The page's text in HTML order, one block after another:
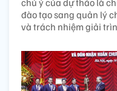
đào tạo sang quản lý
và trách nhiệm giải